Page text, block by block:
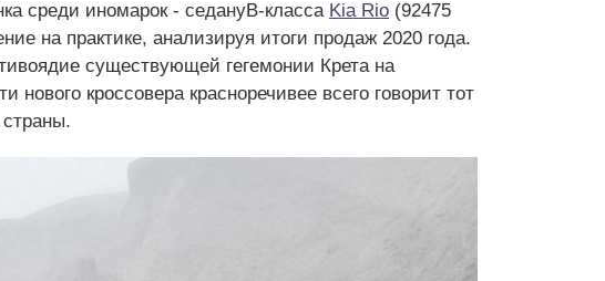
среди иномарок - седануB-класса Kia Rio (92475
на практике, анализируя итоги продаж 2020 года.
существующей гегемонии Крета на
кроссовера красноречивее всего говорит тот